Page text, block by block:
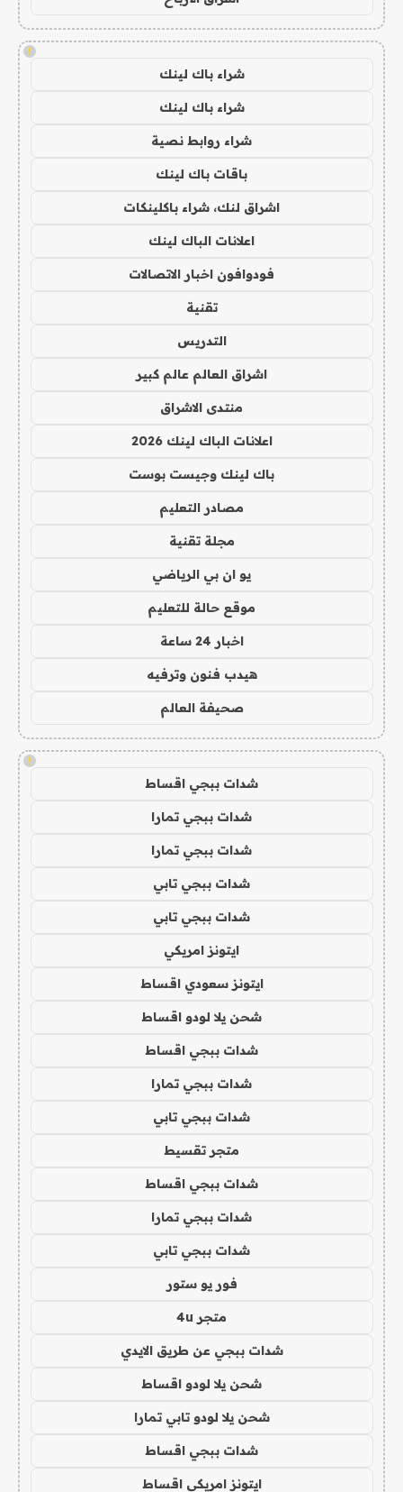
!
شراء باك لينك
شراء باك لينك
شراء روابط نصية
باقات باك لينك
اشراق لنك، شراء باكلينكات
اعلانات الباك لينك
فودوافون اخبار الاتصالات
تقنية
التدريس
اشراق العالم عالم كبير
منتدى الاشراق
اعلانات الباك لينك 2026
باك لينك وجيست بوست
مصادر التعليم
مجلة تقنية
يو ان بي الرياضي
موقع حالة للتعليم
اخبار 24 ساعة
هيدب فنون وترفيه
صحيفة العالم
!
شدات ببجي اقساط
شدات ببجي تمارا
شدات ببجي تمارا
شدات ببجي تابي
شدات ببجي تابي
ايتونز امريكي
ايتونز سعودي اقساط
شحن يلا لودو اقساط
شدات ببجي اقساط
شدات ببجي تمارا
شدات ببجي تابي
متجر تقسيط
شدات ببجي اقساط
شدات ببجي تمارا
شدات ببجي تابي
فور يو ستور
متجر 4u
شدات ببجي عن طريق الايدي
شحن يلا لودو اقساط
شحن يلا لودو تابي تمارا
شدات ببجي اقساط
ايتونز امريكي اقساط